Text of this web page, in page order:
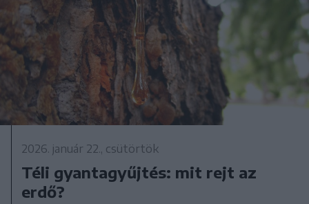
2026. január 22., csütörtök
Téli gyantagyűjtés: mit rejt az
erdő?